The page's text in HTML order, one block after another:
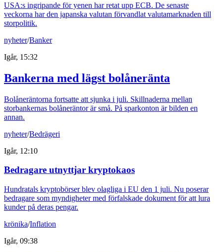
USA:s ingripande för yenen har retat upp ECB. De senaste
veckorna har den japanska valutan förvandlat valutamarknaden till
storpolitik.
nyheter/Banker
Igår, 15:32
Bankerna med lägst bolåneränta
Bolåneräntorna fortsatte att sjunka i juli. Skillnaderna mellan
storbankernas bolåneräntor är små. På sparkonton är bilden en
annan.
nyheter/Bedrägeri
Igår, 12:10
Bedragare utnyttjar kryptokaos
Hundratals kryptobörser blev olagliga i EU den 1 juli. Nu poserar
bedragare som myndigheter med förfalskade dokument för att lura
kunder på deras pengar.
krönika/Inflation
Igår, 09:38